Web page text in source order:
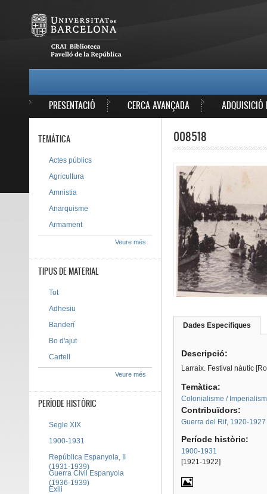
PRESENTACIÓ CERCA AVANÇADA ADQUISICIÓ
008518
Dades Especifiques
Descripció:
Larraix. Festival nàutic
Temàtica:
Colonialisme /
Contribuïdors:
Guerra del Rif, 1920-1927
Període històric:
1900-1931
[1921-1922]
TEMÀTICA
Actes públics
Agricultura
Amnistia
Anarquisme
Armament
Veure més
TIPUS DE MATERIAL
Tot
Adhesiu
Banderí
Bo d'ajut
Cartell
Veure més
PERÍODE HISTÒRIC
Segle XIX
1900-1931
República Espanyola, II
(1931-1939)
Guerra Civil Espanyola
(1936-1939)
Exili